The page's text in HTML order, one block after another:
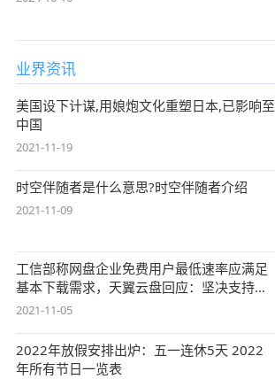
业界资讯
美国设下计谋,用娘炮文化重塑日本,已影响至
中国
2021-11-19
时空伴随者是什么意思?时空伴随者介绍
2021-11-09
工信部称网盘企业免费用户最低速率应满足
基本下载需求，天翼云盘回应：坚决支持，
始终
2021-11-05
2022年放假安排出炉：五一连休5天 2022
年所有节日一览表